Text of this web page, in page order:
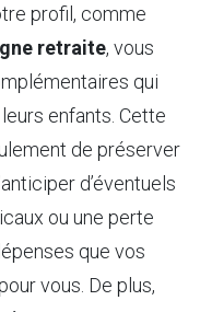
profil, comme
retraite, vous
qui
enfants. Cette
de préserver
d’éventuels
ou une perte
que vos
vous. De plus,